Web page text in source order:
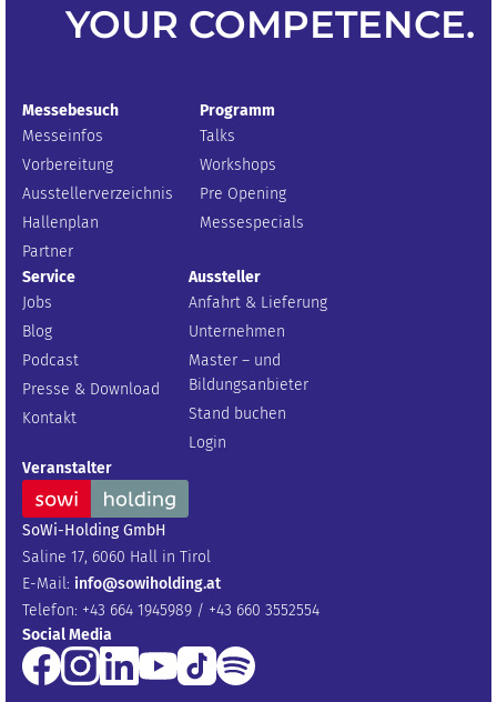
YOUR COMPETENCE.
Messebesuch
Messeinfos
Vorbereitung
Ausstellerverzeichnis
Hallenplan
Partner
Programm
Talks
Workshops
Pre Opening
Messespecials
Service
Jobs
Blog
Podcast
Presse & Download
Kontakt
Aussteller
Anfahrt & Lieferung
Unternehmen
Master – und
Bildungsanbieter
Stand buchen
Login
Veranstalter
SoWi-Holding GmbH
Saline 17, 6060 Hall in Tirol
E-Mail: info@sowiholding.at
Telefon: +43 664 1945989 / +43 660 3552554
Social Media